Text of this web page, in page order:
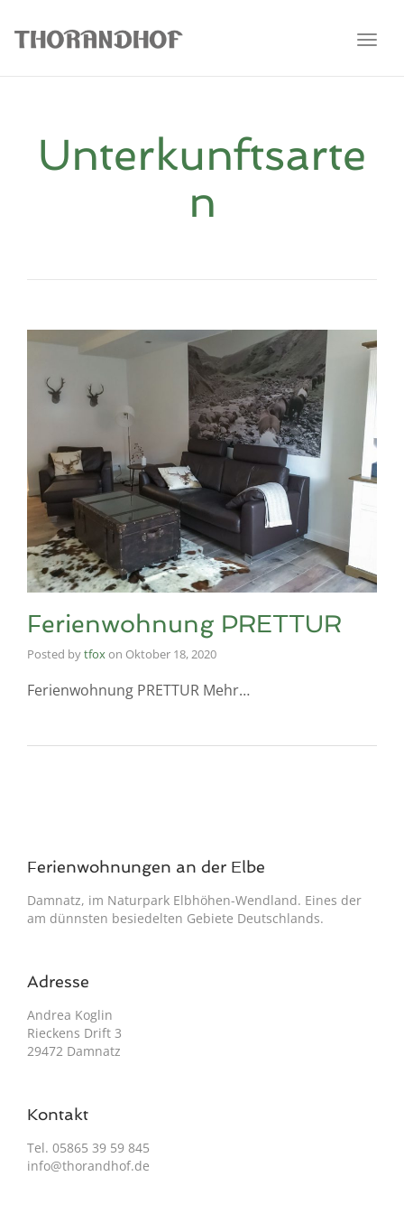
Unterkunftsarte
n
Ferienwohnung PRETTUR
Posted bytfoxon Oktober 18, 2020
Ferienwohnung PRETTUR Mehr…
Ferienwohnungen an der Elbe
Damnatz, im Naturpark Elbhöhen-Wendland. Eines der
am dünnsten besiedelten Gebiete Deutschlands.
Adresse
Andrea Koglin
Rieckens Drift 3
29472 Damnatz
Kontakt
Tel. 05865 39 59 845
info@thorandhof.de